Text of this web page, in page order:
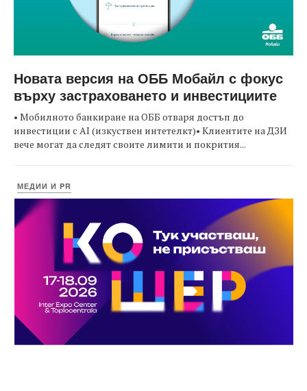
Новата версия на ОББ Мобайл с фокус
върху застраховането и инвестициите
• Мобилното банкиране на ОББ отваря достъп до
инвестиции с AI (изкуствен интетелкт)• Клиентите на ДЗИ
вече могат да следят своите лимити и покрития...
МЕДИИ И PR